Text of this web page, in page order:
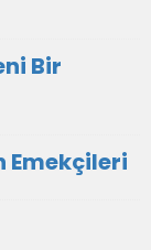
Bir
Emekçileri